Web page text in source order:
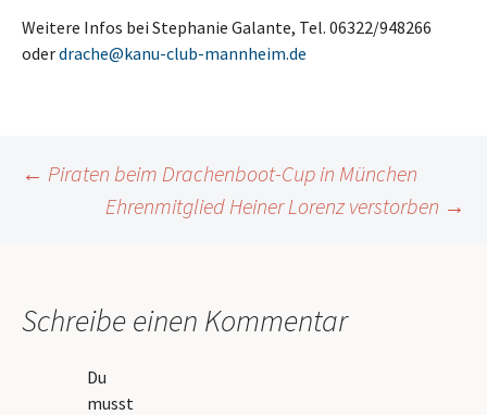
Weitere Infos bei Stephanie Galante, Tel. 06322/948266
oderdrache@kanu-club-mannheim.de
Beitrags-
Navigation
← Piraten beim Drachenboot-Cup in München
Ehrenmitglied Heiner Lorenz verstorben →
Schreibe einen Kommentar
Du
musst